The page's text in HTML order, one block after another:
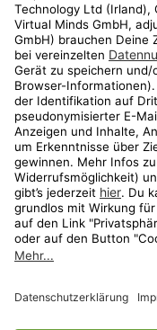
Shop
Aktionen
Travel